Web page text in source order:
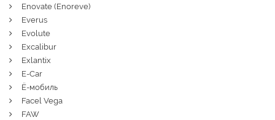
Enovate (Enoreve)
Everus
Evolute
Excalibur
Exlantix
E-Car
Ё-мобиль
Facel Vega
FAW